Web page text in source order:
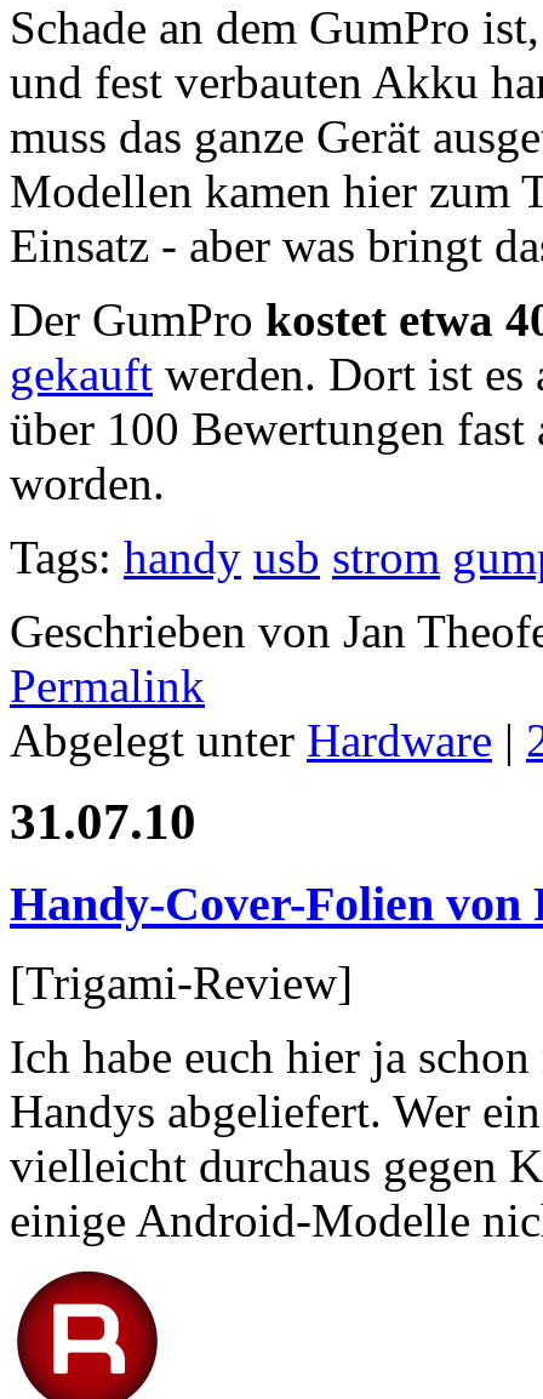
Schade an dem GumPro
und fest verbauten Akku
muss das ganze Gerät
Modellen kamen hier zum
Einsatz - aber was bringt
Der GumPro kostet etwa
gekauft werden. Dort ist es
über 100 Bewertungen
worden.
Tags: handy usb strom
Geschrieben von Jan
Permalink
Abgelegt unter Hardware |
31.07.10
Handy-Cover-Folien von
[Trigami-Review]
Ich habe euch hier ja
Handys abgeliefert. Wer
vielleicht durchaus gegen
einige Android-Modelle